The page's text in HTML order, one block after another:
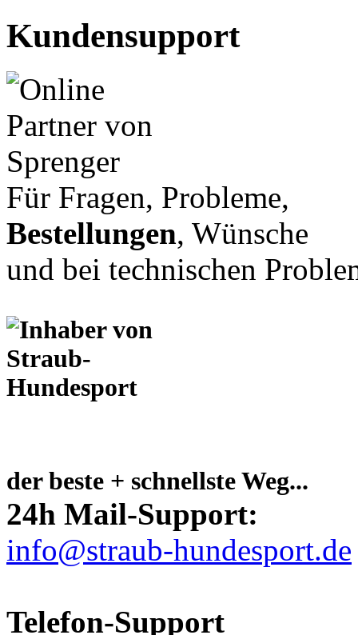
Kundensupport
Für Fragen, Probleme,
Bestellungen, Wünsche
und bei technischen
der beste + schnellste Weg...
24h Mail-Support:
info@straub-hundesport.de
Telefon-Support